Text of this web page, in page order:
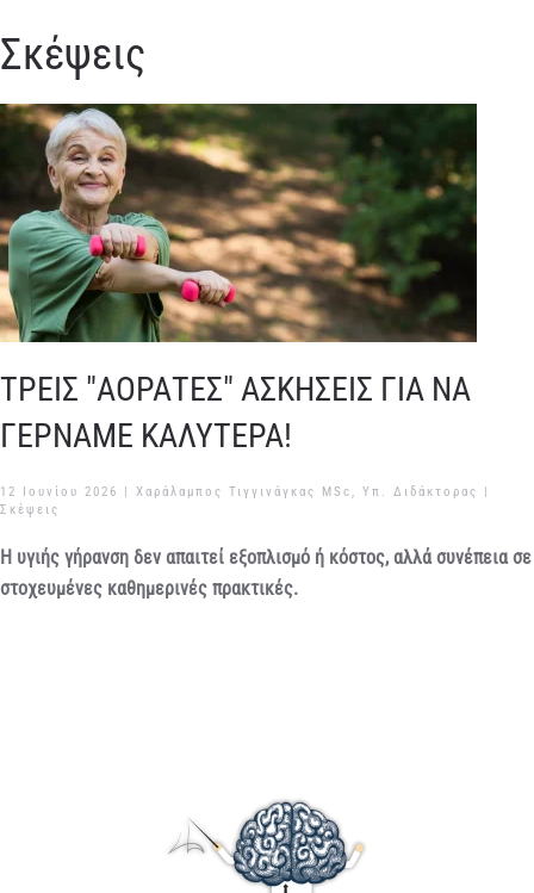
Σκέψεις
ΤΡΕΙΣ "ΑΟΡΑΤΕΣ" ΑΣΚΗΣΕΙΣ ΓΙΑ ΝΑ
ΓΕΡΝΑΜΕ ΚΑΛΥΤΕΡΑ!
12 Ιουνίου 2026
| Χαράλαμπος Τιγγινάγκας MSc, Υπ. Διδάκτορας |
Σκέψεις
Η υγιής γήρανση δεν απαιτεί εξοπλισμό ή κόστος, αλλά συνέπεια σε
στοχευμένες καθημερινές πρακτικές.